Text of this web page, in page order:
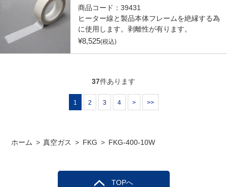
商品コード： 39431
ヒーター線と製品本体フレームを絶縁する為
に使用します。剥離性が有ります。
¥8,525(税込)
37件あります
1 2 3 4 > >>
ホーム > 真空ガス > FKG > FKG-400-10W
TOPへ